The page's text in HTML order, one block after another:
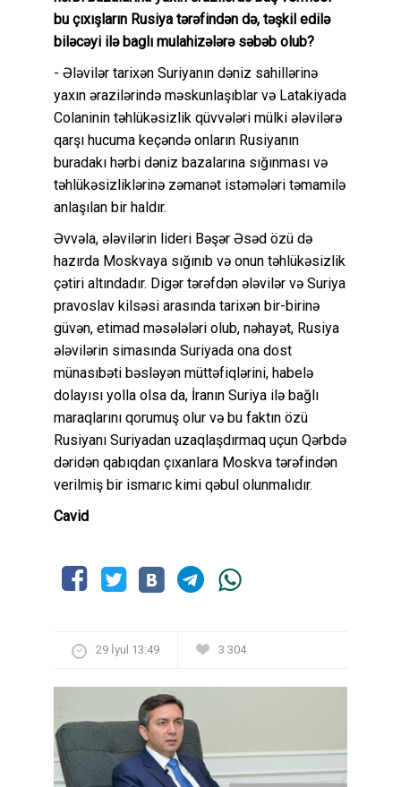
bu çıxışların Rusiya tərəfindən də, təşkil edilə
biləcəyi ilə baglı mulahizələrə səbəb olub?
- Ələvilər tarixən Suriyanın dəniz sahillərinə
yaxın ərazilərində məskunlaşıblar və Latakiyada
Colaninin təhlükəsizlik qüvvələri mülki ələvilərə
qarşı hucuma keçəndə onların Rusiyanın
buradakı hərbi dəniz bazalarına sığınması və
təhlükəsizliklərinə zəmanət istəmələri təmamilə
anlaşılan bir haldır.
Əvvəla, ələvilərin lideri Bəşər Əsəd özü də
hazırda Moskvaya sığınıb və onun təhlükəsizlik
çətiri altındadır. Digər tərəfdən ələvilər və Suriya
pravoslav kilsəsi arasında tarixən bir-birinə
güvən, etimad məsələləri olub, nəhayət, Rusiya
ələvilərin simasında Suriyada ona dost
münasıbəti bəsləyən müttəfiqlərini, habelə
dolayısı yolla olsa da, İranın Suriya ilə bağlı
maraqlarını qorumuş olur və bu faktın özü
Rusiyanı Suriyadan uzaqlaşdırmaq uçun Qərbdə
dəridən qabıqdan çıxanlara Moskva tərəfindən
verilmiş bir ismarıc kimi qəbul olunmalıdır.
Cavid
29 İyul 13:49 3 304